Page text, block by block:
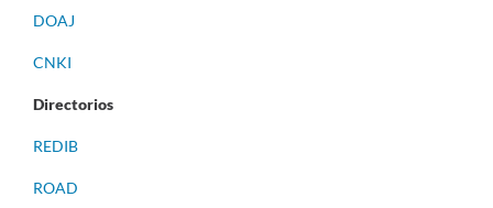
DOAJ
CNKI
Directorios
REDIB
ROAD